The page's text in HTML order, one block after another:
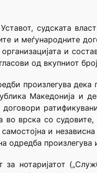
судската
и меѓународните
и
од вкупниот
произлегува
Македонија и
врска со
и
одредба
нотаријатот